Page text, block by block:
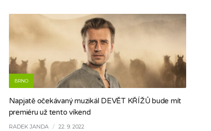
BRNO
Napjatě očekávaný muzikál DEVĚT KŘÍŽŮ bude mít
premiéru už tento víkend
RADEK JANDA / 22. 9. 2022